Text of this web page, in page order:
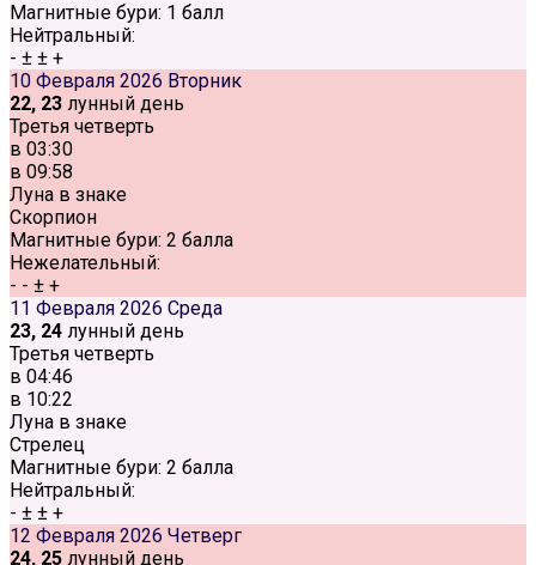
Магнитные бури: 1 балл
Нейтральный:
- ± ± +
10 Февраля 2026 Вторник
22, 23 лунный день
Третья четверть
в 03:30
в 09:58
Луна в знаке
Скорпион
Магнитные бури: 2 балла
Нежелательный:
- - ± +
11 Февраля 2026 Среда
23, 24 лунный день
Третья четверть
в 04:46
в 10:22
Луна в знаке
Стрелец
Магнитные бури: 2 балла
Нейтральный:
- ± ± +
12 Февраля 2026 Четверг
24, 25 лунный день